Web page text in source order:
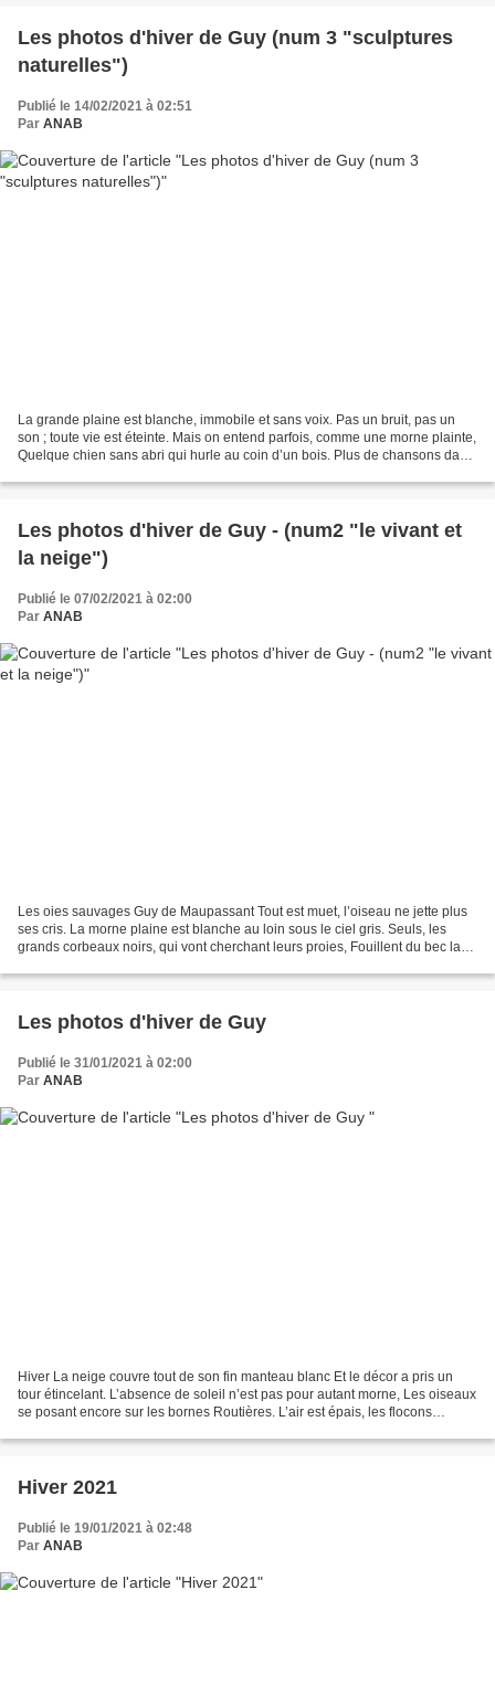
Les photos d'hiver de Guy (num 3 "sculptures
naturelles")
Publié le 14/02/2021 à 02:51
Par ANAB
La grande plaine est blanche, immobile et sans voix. Pas un bruit, pas un
son ; toute vie est éteinte. Mais on entend parfois, comme une morne plainte,
Quelque chien sans abri qui hurle au coin d’un bois. Plus de chansons dans
Les photos d'hiver de Guy - (num2 "le vivant et
la neige")
Publié le 07/02/2021 à 02:00
Par ANAB
Les oies sauvages Guy de Maupassant Tout est muet, l’oiseau ne jette plus
ses cris. La morne plaine est blanche au loin sous le ciel gris. Seuls, les
grands corbeaux noirs, qui vont cherchant leurs proies, Fouillent du bec la
Les photos d'hiver de Guy
Publié le 31/01/2021 à 02:00
Par ANAB
Hiver La neige couvre tout de son fin manteau blanc Et le décor a pris un
tour étincelant. L’absence de soleil n’est pas pour autant morne, Les oiseaux
se posant encore sur les bornes Routières. L’air est épais, les flocons
Hiver 2021
Publié le 19/01/2021 à 02:48
Par ANAB